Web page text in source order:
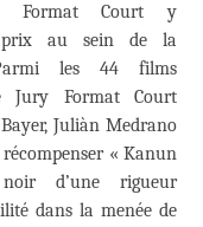
Format Court y
au sein de la
les 44 films
Jury Format Court
Juliàn Medrano
« Kanun
d’une rigueur
dans la menée de